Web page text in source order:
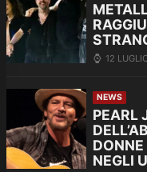
12
NEWS
PEARL
NEGLI